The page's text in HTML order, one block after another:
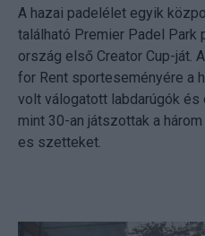
A hazai padelélet egyik
található Premier Padel Park
ország első Creator Cup-ját.
for Rent sporteseményére a
volt válogatott labdarúgók
mint 30-an játszottak a
es szetteket.